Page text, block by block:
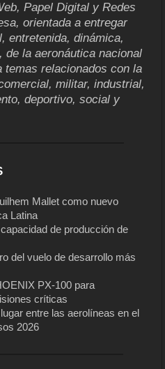
Papel Digital y Redes
orientada a entregar
entretenida, dinámica,
de la aeronáutica nacional
temas relacionados con la
militar, industrial,
deportivo, social y
Mallet como nuevo
Latina
de producción de
del vuelo de desarrollo más
PX-100 para
críticas
entre las aerolíneas en el
2026